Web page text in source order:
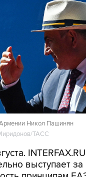
Никол Пашинян
ТАСС
выступает за